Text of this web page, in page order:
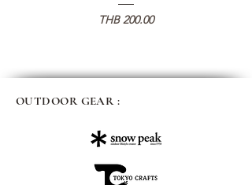
가격
THB 200.00
OUTDOOR GEAR :